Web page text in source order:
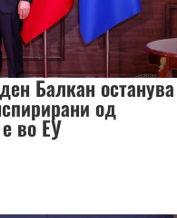
Балкан останува
од
во ЕУ